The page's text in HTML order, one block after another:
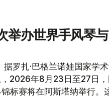
举办世界手风琴
据罗扎·巴格兰诺娃国家学
2026年8月23日至27日
标赛将在阿斯塔纳举行。